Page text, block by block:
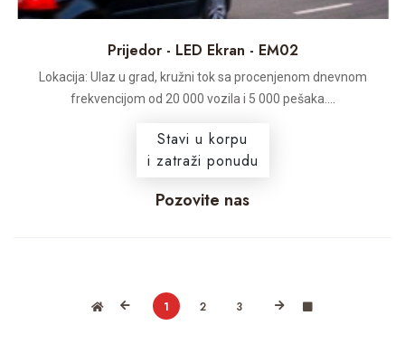
Prijedor - LED Ekran - EM02
Lokacija: Ulaz u grad, kružni tok sa procenjenom dnevnom
frekvencijom od 20 000 vozila i 5 000 pešaka....
Stavi u korpu
i zatraži ponudu
Pozovite nas
1 2 3